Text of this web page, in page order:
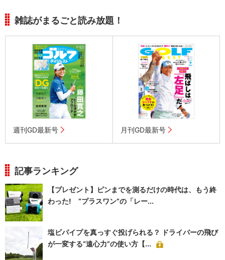
雑誌がまるごと読み放題！
週刊GD最新号 月刊GD最新号
記事ランキング
【プレゼント】ピンまでを測るだけの時代は、もう終
わった! “プラスワン”の「レー...
塩ビパイプを真っすぐ投げられる？ ドライバーの飛び
が一変する“遠心力”の使い方【...